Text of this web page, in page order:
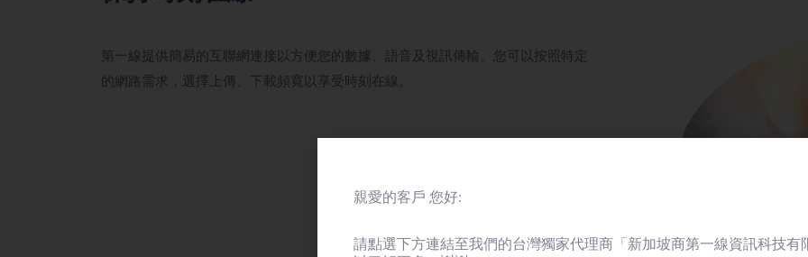
第一線提供簡易的互聯網連接以方便您的數據、語音及視訊傳輸。您可以按照特定
的網路需求，選擇上傳、下載頻寬以享受時刻在線。
親愛的客戶 您好:
請點選下方連結至我們的台灣獨家代理商「新加坡商第一線資訊科技有